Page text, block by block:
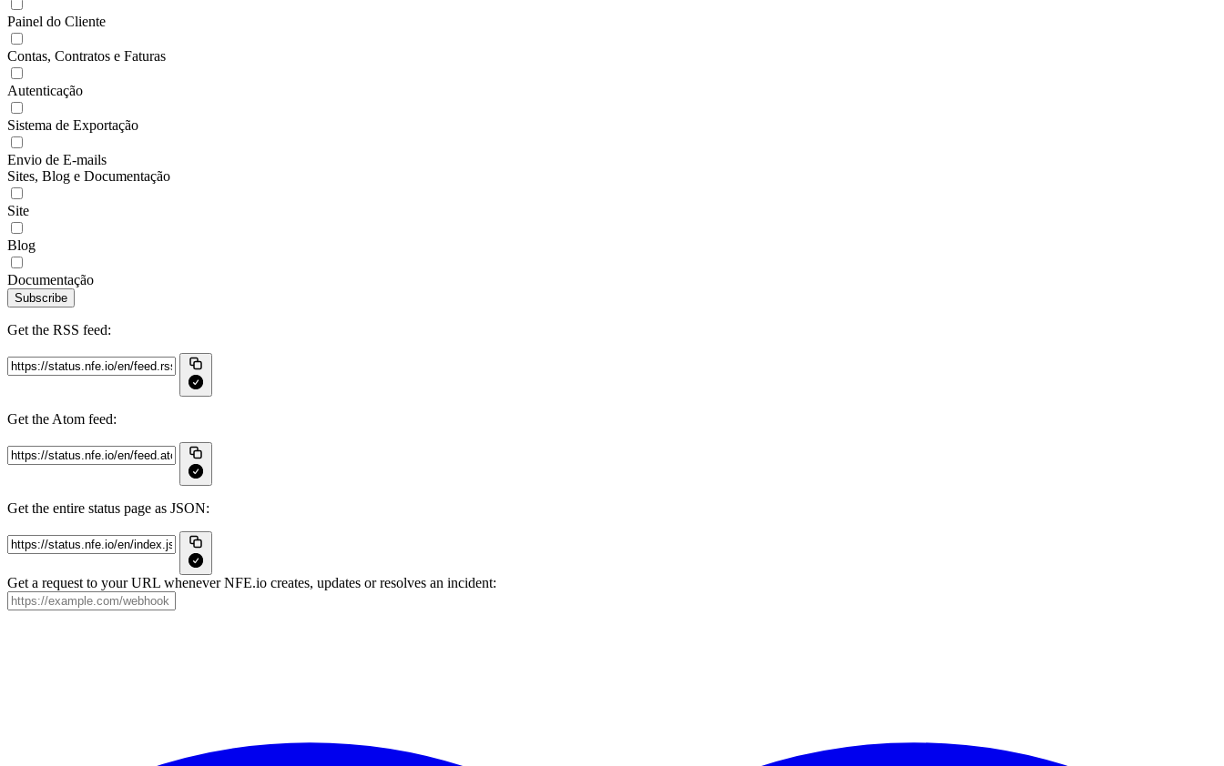
Painel do Cliente
Contas, Contratos e Faturas
Autenticação
Sistema de Exportação
Envio de E-mails
Sites, Blog e Documentação
Site
Blog
Documentação
Subscribe
Get the RSS feed:
Get the Atom feed:
Get the entire status page as JSON:
Get a request to your URL whenever NFE.io creates, updates or resolves an incident: